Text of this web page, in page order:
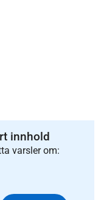
innhold
varsler om: